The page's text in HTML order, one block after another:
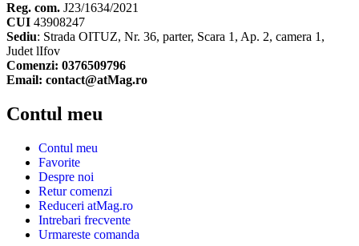
Reg. com. J23/1634/2021
CUI 43908247
Sediu: Strada OITUZ, Nr. 36, parter, Scara 1, Ap. 2, camera 1,
Judet lIfov
Comenzi: 0376509796
Email: contact@atMag.ro
Contul meu
Contul meu
Favorite
Despre noi
Retur comenzi
Reduceri atMag.ro
Intrebari frecvente
Urmareste comanda